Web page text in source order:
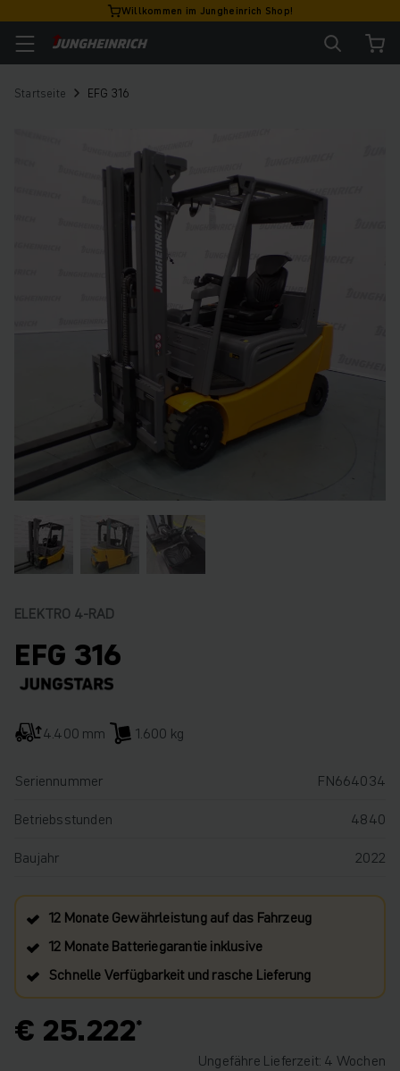
Willkommen im Jungheinrich Shop!
Startseite EFG 316
ELEKTRO 4-RAD
EFG 316
4.400 mm 1.600 kg
Seriennummer
FN664034
Betriebsstunden
4840
Baujahr
2022
12 Monate Gewährleistung auf das Fahrzeug
12 Monate Batteriegarantie inklusive
Schnelle Verfügbarkeit und rasche Lieferung
€ 25.222
Ungefähre Lieferzeit: 4 Wochen